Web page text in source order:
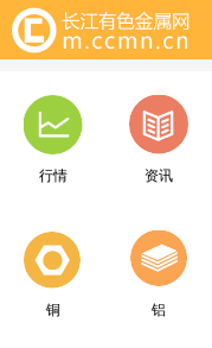
行情 资讯
铜 铝